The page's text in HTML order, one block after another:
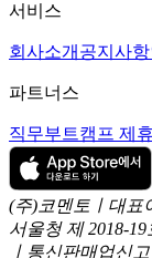
서비스
회사소개 공지사항
파트너스
직무부트캠프 제휴
(주)코멘토ㅣ대표
서울청 제 2018-
ㅣ통신판매업신